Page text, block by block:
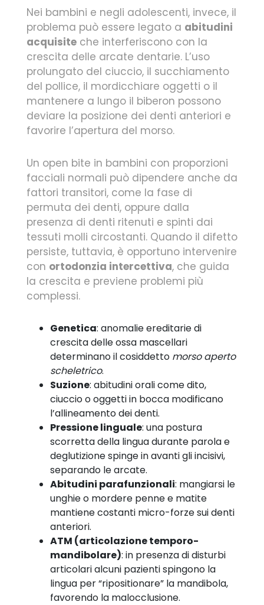
Nei bambini e negli adolescenti, invece, il
problema può essere legato a abitudini
acquisite che interferiscono con la
crescita delle arcate dentarie. L’uso
prolungato del ciuccio, il succhiamento
del pollice, il mordicchiare oggetti o il
mantenere a lungo il biberon possono
deviare la posizione dei denti anteriori e
favorire l’apertura del morso.
Un open bite in bambini con proporzioni
facciali normali può dipendere anche da
fattori transitori, come la fase di
permuta dei denti, oppure dalla
presenza di denti ritenuti e spinti dai
tessuti molli circostanti. Quando il difetto
persiste, tuttavia, è opportuno intervenire
con ortodonzia intercettiva, che guida
la crescita e previene problemi più
complessi.
Genetica: anomalie ereditarie di
crescita delle ossa mascellari
determinano il cosiddetto morso aperto
scheletrico.
Suzione: abitudini orali come dito,
ciuccio o oggetti in bocca modificano
l’allineamento dei denti.
Pressione linguale: una postura
scorretta della lingua durante parola e
deglutizione spinge in avanti gli incisivi,
separando le arcate.
Abitudini parafunzionali: mangiarsi le
unghie o mordere penne e matite
mantiene costanti micro-forze sui denti
anteriori.
ATM (articolazione temporo-
mandibolare): in presenza di disturbi
articolari alcuni pazienti spingono la
lingua per “ripositionare” la mandibola,
favorendo la malocclusione.